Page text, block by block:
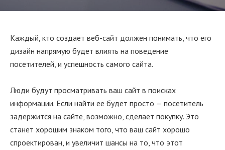
Каждый, кто создает веб-сайт должен понимать, что его
дизайн напрямую будет влиять на поведение
посетителей, и успешность самого сайта.
Люди будут просматривать ваш сайт в поисках
информации. Если найти ее будет просто — посетитель
задержится на сайте, возможно, сделает покупку. Это
станет хорошим знаком того, что ваш сайт хорошо
спроектирован, и увеличит шансы на то, что этот